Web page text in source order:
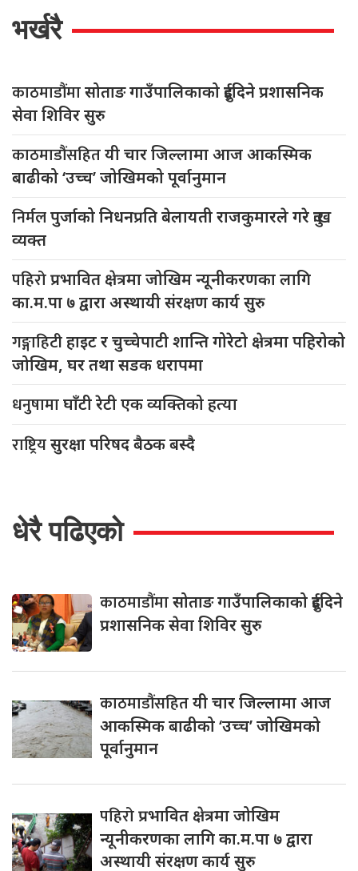
भर्खरै
काठमाडौंमासोताङ गाउँपालिकाको दुईदिने प्रशासनिक
सेवा शिविर सुरु
काठमाडौंसहितयी चार जिल्लामा आज आकस्मिक
बाढीको ‘उच्च’ जोखिमको पूर्वानुमान
निर्मलपुर्जाको निधनप्रति बेलायती राजकुमारले गरे दुःख
व्यक्त
पहिरोप्रभावित क्षेत्रमा जोखिम न्यूनीकरणका लागि
का.म.पा ७ द्वारा अस्थायी संरक्षण कार्य सुरु
गङ्गाहिटीहाइट र चुच्चेपाटी शान्ति गोरेटो क्षेत्रमा पहिरोको
जोखिम, घर तथा सडक धरापमा
धनुषामाघाँटी रेटी एक व्यक्तिको हत्या
राष्ट्रियसुरक्षा परिषद बैठक बस्दै
धेरै पढिएको
काठमाडौंमासोताङ गाउँपालिकाको दुईदिने
प्रशासनिक सेवा शिविर सुरु
काठमाडौंसहितयी चार जिल्लामा आज
आकस्मिक बाढीको ‘उच्च’ जोखिमको
पूर्वानुमान
पहिरोप्रभावित क्षेत्रमा जोखिम
न्यूनीकरणका लागि का.म.पा ७ द्वारा
अस्थायी संरक्षण कार्य सुरु